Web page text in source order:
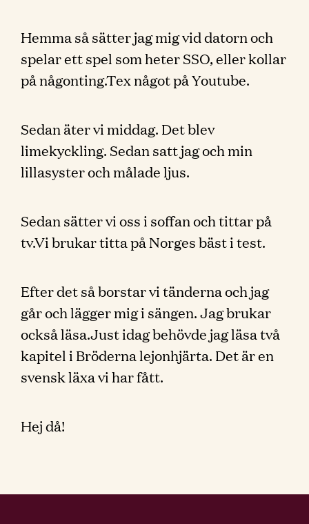
Hemma så sätter jag mig vid datorn och
spelar ett spel som heter SSO, eller kollar
på någonting.Tex något på Youtube.
Sedan äter vi middag. Det blev
limekyckling. Sedan satt jag och min
lillasyster och målade ljus.
Sedan sätter vi oss i soffan och tittar på
tv.Vi brukar titta på Norges bäst i test.
Efter det så borstar vi tänderna och jag
går och lägger mig i sängen. Jag brukar
också läsa.Just idag behövde jag läsa två
kapitel i Bröderna lejonhjärta. Det är en
svensk läxa vi har fått.
Hej då!